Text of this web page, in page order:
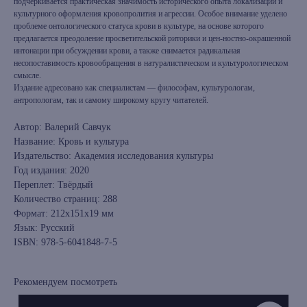
культурного оформления кровопролития и агрессии. Особое внимание уделено
проблеме онтологического статуса крови в культуре, на основе которого
предлагается преодоление просветительской риторики и цен-ностно-окрашенной
интонации при обсуждении крови, а также снимается радикальная
несопоставимость кровообращения в натуралистическом и культурологическом
смысле.
Издание адресовано как специалистам — философам, культурологам,
антропологам, так и самому широкому кругу читателей.
Автор: Валерий Савчук
Название: Кровь и культура
Издательство: Академия исследования культуры
Год издания: 2020
Переплет: Твёрдый
Количество страниц: 288
Формат: 212x151x19 мм
Язык: Русский
ISBN: 978-5-6041848-7-5
Рекомендуем посмотреть